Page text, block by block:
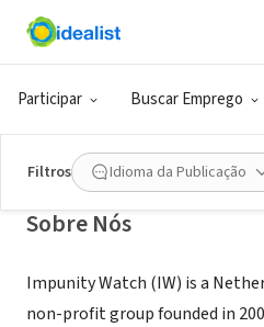
Participar Buscar Emprego
Filtros Idioma da Publicação
ONG (SETOR SOCIAL)
Impunity Watch
Sobre Nós
Impunity Watch (IW) is a
non-profit group founded in